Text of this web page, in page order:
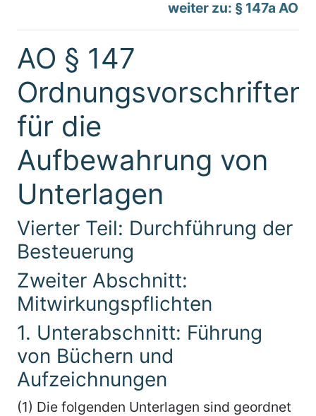
weiter zu: § 147a AO
AO § 147
Ordnungsvorschriften
für die
Aufbewahrung von
Unterlagen
Vierter Teil: Durchführung der
Besteuerung
Zweiter Abschnitt:
Mitwirkungspflichten
1. Unterabschnitt: Führung
von Büchern und
Aufzeichnungen
(1) Die folgenden Unterlagen sind geordnet